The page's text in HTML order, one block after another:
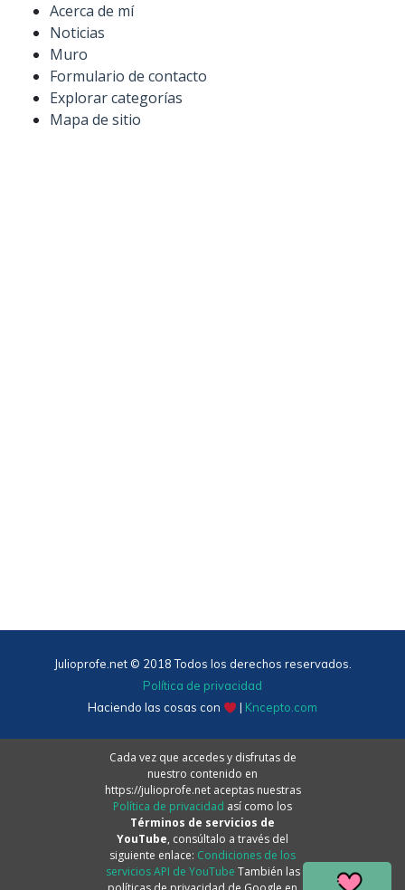
Acerca de mí
Noticias
Muro
Formulario de contacto
Explorar categorías
Mapa de sitio
Julioprofe.net © 2018 Todos los derechos reservados.
Política de privacidad
Haciendo las cosas con
| Kncepto.com
Cada vez que accedes y disfrutas de
nuestro contenido en
https://julioprofe.net aceptas nuestras
Política de privacidad así como los
Términos de servicios de
YouTube, consúltalo a través del
siguiente enlace: Condiciones de los
servicios API de YouTube También las